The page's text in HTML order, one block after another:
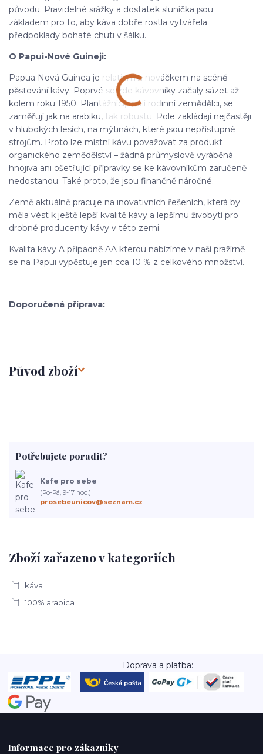
původu. Pravidelné srážky a dostatek sluníčka jsou
základem pro to, aby káva dobře rostla vytvářela
předpoklady bohaté chuti v šálku.
O Papui-Nové Guineji:
Papua Nová Guinea je relativním nováčkem na scéně
pěstování kávy. Poprvé se zde kávovníky začaly sázet až
kolem roku 1950. Plantážníci, malí rodinní zemědělci, se
zaměřují jak na arabiku, tak robustu. Pole zakládají nejčastěji
v hlubokých lesích, na mýtinách, které jsou nepřístupné
strojům. Proto lze místní kávu považovat za produkt
organického zemědělství – žádná průmyslově vyráběná
hnojiva ani ošetřující přípravky se ke kávovníkům zaručeně
nedostanou. Také proto, že jsou finančně náročné.
Země aktuálně pracuje na inovativních řešeních, která by
měla vést k ještě lepší kvalitě kávy a lepšímu živobytí pro
drobné producenty kávy v této zemi.
Kvalita kávy A případně AA kterou nabízíme v naší pražírně
se na Papui vypěstuje jen cca 10 % z celkového množství.
Doporučená příprava:
Původ zboží
Zboží zařazeno v kategoriích
káva
100% arabica
Potřebujete poradit?
Kafe pro sebe
(Po-Pá, 9-17 hod.)
prosebeunicov@seznam.cz
Doprava a platba:
Informace pro zákazníky